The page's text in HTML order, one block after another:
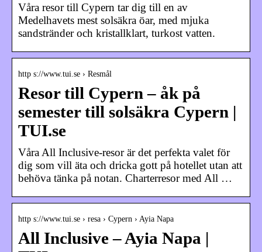
Våra resor till Cypern tar dig till en av
Medelhavets mest solsäkra öar, med mjuka
sandstränder och kristallklart, turkost vatten.
http s://www.tui.se › Resmål
Resor till Cypern – åk på
semester till solsäkra Cypern |
TUI.se
Våra All Inclusive-resor är det perfekta valet för
dig som vill äta och dricka gott på hotellet utan att
behöva tänka på notan. Charterresor med All …
http s://www.tui.se › resa › Cypern › Ayia Napa
All Inclusive – Ayia Napa |